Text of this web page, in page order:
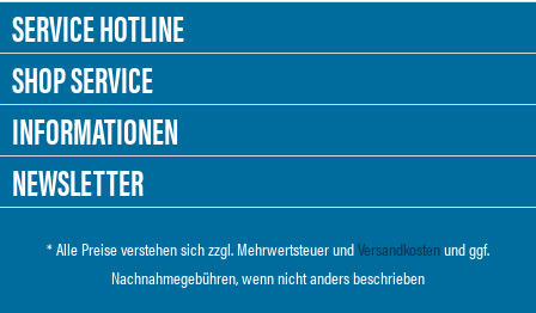
SERVICE HOTLINE
SHOP SERVICE
INFORMATIONEN
NEWSLETTER
* Alle Preise verstehen sich zzgl. Mehrwertsteuer undVersandkostenund ggf.
Nachnahmegebühren, wenn nicht anders beschrieben